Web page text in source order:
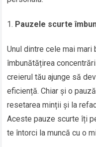
Pauzele scurte
Unul dintre cele mai
îmbunătățirea
creierul tău ajunge să
eficiență. Chiar și o
resetarea minții și la
Aceste pauze scurte îți
te întorci la muncă cu o